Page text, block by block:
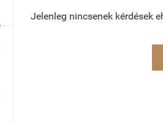
Jelenleg nincsenek kérdések